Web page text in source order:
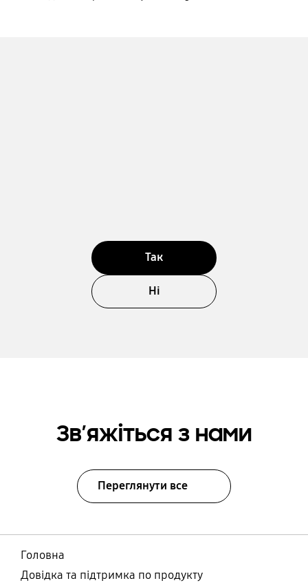
Так
Ні
Зв’яжіться з нами
Переглянути все
Головна
Довідка та підтримка по продукту